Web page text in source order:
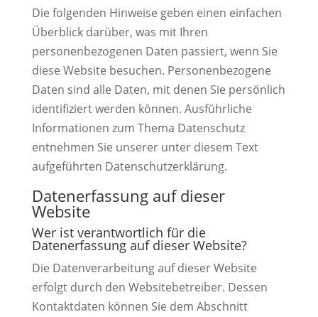
Die folgenden Hinweise geben einen einfachen
Überblick darüber, was mit Ihren
personenbezogenen Daten passiert, wenn Sie
diese Website besuchen. Personenbezogene
Daten sind alle Daten, mit denen Sie persönlich
identifiziert werden können. Ausführliche
Informationen zum Thema Datenschutz
entnehmen Sie unserer unter diesem Text
aufgeführten Datenschutzerklärung.
Datenerfassung auf dieser
Website
Wer ist verantwortlich für die
Datenerfassung auf dieser Website?
Die Datenverarbeitung auf dieser Website
erfolgt durch den Websitebetreiber. Dessen
Kontaktdaten können Sie dem Abschnitt